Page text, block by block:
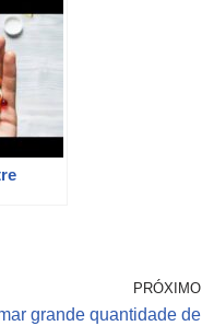
PRÓXIMO
grande quantidade de